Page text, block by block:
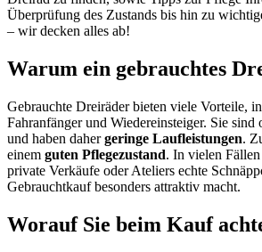
Überprüfung des Zustands bis hin zu
– wir decken alles ab!
Warum ein gebrauchtes
Gebrauchte Dreiräder bieten viele Vorteile,
Fahranfänger und Wiedereinsteiger. Sie sind
und haben dahergeringe Laufleistungen.
einem guten Pflegezustand. In vielen
private Verkäufe oder Ateliers echte
Gebrauchtkauf besonders attraktiv macht.
Worauf Sie beim Kauf